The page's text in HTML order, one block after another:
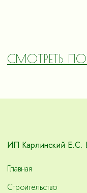
СМОТРЕТЬ
ИП Карлинский
Главная
Строительство